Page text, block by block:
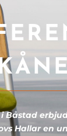
Båstad
Hallar en